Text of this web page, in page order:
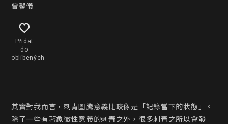
曾馨儀
Přidat
do
oblíbených
其實對我而言，刺青圖騰意義比較像是「記錄當下的狀態」。
除了一些有著象徵性意義的刺青之外，很多刺青之所以會發